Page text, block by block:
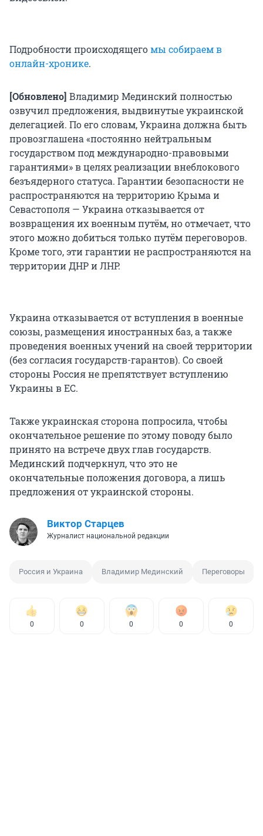
Подробности происходящегомы собираем в
онлайн-хронике.
[Обновлено] Владимир Мединский полностью
озвучил предложения, выдвинутые украинской
делегацией. По его словам, Украина должна быть
провозглашена «постоянно нейтральным
государством под международно-правовыми
гарантиями» в целях реализации внеблокового
безъядерного статуса. Гарантии безопасности не
распространяются на территорию Крыма и
Севастополя — Украина отказывается от
возвращения их военным путём, но отмечает, что
этого можно добиться только путём переговоров.
Кроме того, эти гарантии не распространяются на
территории ДНР и ЛНР.
Украина отказывается от вступления в военные
союзы, размещения иностранных баз, а также
проведения военных учений на своей территории
(без согласия государств-гарантов). Со своей
стороны Россия не препятствует вступлению
Украины в ЕС.
Также украинская сторона попросила, чтобы
окончательное решение по этому поводу было
принято на встрече двух глав государств.
Мединский подчеркнул, что это не
окончательные положения договора, а лишь
предложения от украинской стороны.
Виктор Старцев
Журналист национальной редакции
Россия и Украина Владимир Мединский Переговоры
0 0 0 0 0